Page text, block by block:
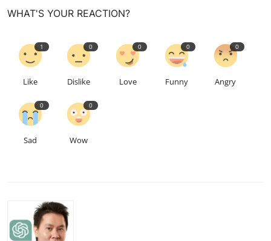
WHAT'S YOUR REACTION?
1
Like
0
Dislike
0
Love
0
Funny
0
Angry
0
Sad
0
Wow